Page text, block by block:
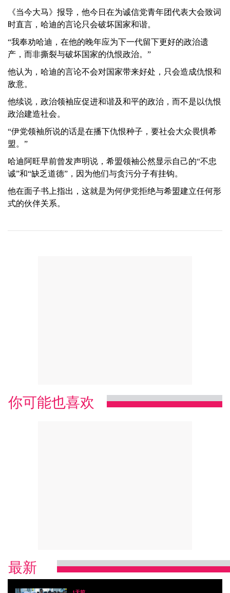
《当今大马》报导，他今日在为诚信党青年团代表大会致词
时直言，哈迪的言论只会破坏国家和谐。
“我奉劝哈迪，在他的晚年应为下一代留下更好的政治遗
产，而非撕裂与破坏国家的仇恨政治。”
他认为，哈迪的言论不会对国家带来好处，只会造成仇恨和
敌意。
他续说，政治领袖应促进和谐及和平的政治，而不是以仇恨
政治建造社会。
“伊党领袖所说的话是在播下仇恨种子，要社会大众畏惧希
盟。”
哈迪阿旺早前曾发声明说，希盟领袖公然显示自己的“不忠
诚”和“缺乏道德”，因为他们与贪污分子有挂钩。
他在面子书上指出，这就是为何伊党拒绝与希盟建立任何形
式的伙伴关系。
你可能也喜欢
最新